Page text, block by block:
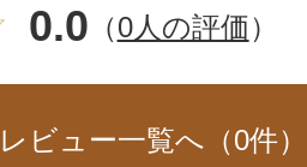
0.0 （0人の評価）
レビュー一覧へ（0件）